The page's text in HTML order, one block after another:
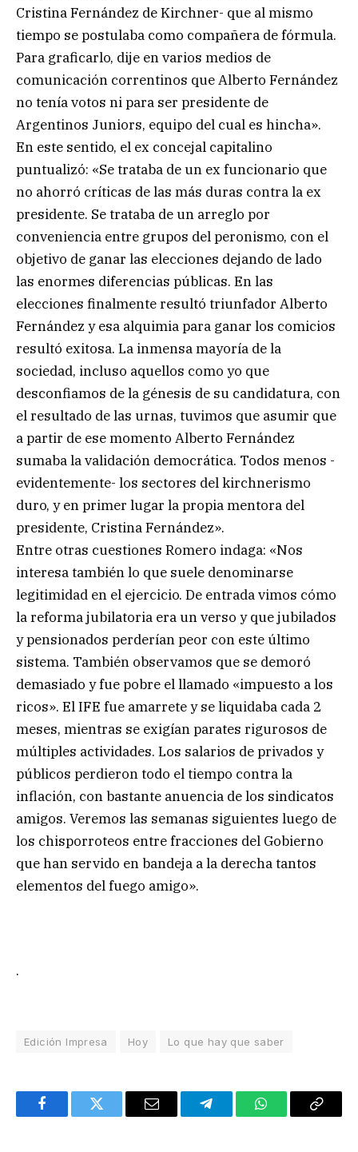
Cristina Fernández de Kirchner- que al mismo
tiempo se postulaba como compañera de fórmula.
Para graficarlo, dije en varios medios de
comunicación correntinos que Alberto Fernández
no tenía votos ni para ser presidente de
Argentinos Juniors, equipo del cual es hincha».
En este sentido, el ex concejal capitalino
puntualizó: «Se trataba de un ex funcionario que
no ahorró críticas de las más duras contra la ex
presidente. Se trataba de un arreglo por
conveniencia entre grupos del peronismo, con el
objetivo de ganar las elecciones dejando de lado
las enormes diferencias públicas. En las
elecciones finalmente resultó triunfador Alberto
Fernández y esa alquimia para ganar los comicios
resultó exitosa. La inmensa mayoría de la
sociedad, incluso aquellos como yo que
desconfiamos de la génesis de su candidatura, con
el resultado de las urnas, tuvimos que asumir que
a partir de ese momento Alberto Fernández
sumaba la validación democrática. Todos menos -
evidentemente- los sectores del kirchnerismo
duro, y en primer lugar la propia mentora del
presidente, Cristina Fernández».
Entre otras cuestiones Romero indaga: «Nos
interesa también lo que suele denominarse
legitimidad en el ejercicio. De entrada vimos cómo
la reforma jubilatoria era un verso y que jubilados
y pensionados perderían peor con este último
sistema. También observamos que se demoró
demasiado y fue pobre el llamado «impuesto a los
ricos». El IFE fue amarrete y se liquidaba cada 2
meses, mientras se exigían parates rigurosos de
múltiples actividades. Los salarios de privados y
públicos perdieron todo el tiempo contra la
inflación, con bastante anuencia de los sindicatos
amigos. Veremos las semanas siguientes luego de
los chisporroteos entre fracciones del Gobierno
que han servido en bandeja a la derecha tantos
elementos del fuego amigo».
.
Edición Impresa Hoy Lo que hay que saber
FacebookTwitter Email TelegramWhatsAppCopy